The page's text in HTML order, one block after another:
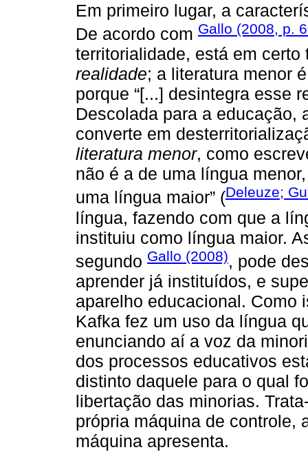
Em primeiro lugar, a
De acordo com Gallo (2008, p.
territorialidade, está em
realidade; a literatura menor
porque “[...] desintegra esse
Descolada para a educação,
converte em
literatura menor, como
não é a de uma língua
uma língua maior” (Deleuze;
língua, fazendo com que a
instituiu como língua maior.
segundo Gallo (2008), pode
aprender já instituídos, e
aparelho educacional. Como
Kafka fez um uso da língua
enunciando aí a voz da
dos processos educativos
distinto daquele para o qual
libertação das minorias.
própria máquina de controle,
máquina apresenta.